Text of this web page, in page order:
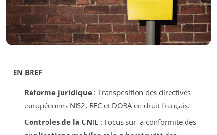
EN BREF
Réforme juridique: Transposition des directives
européennes NIS2, REC et DORA en droit français.
Contrôles de la CNIL: Focus sur la conformité des